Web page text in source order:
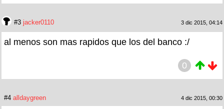
#3 jacker0110 3 dic 2015, 04:14
al menos son mas rapidos que los del banco :/
0
#4 alldaygreen 4 dic 2015, 00:30